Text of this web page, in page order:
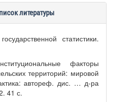
литературы
статистики.
факторы
территорий: мировой
автореф. дис. … д-ра
41 с.